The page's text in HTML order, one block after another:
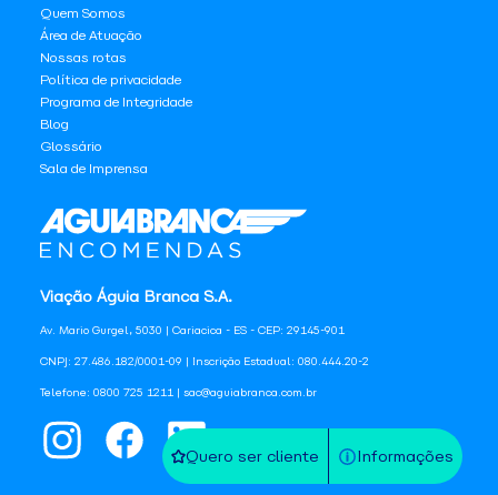
Quero ser cliente Informações
Viação Águia Branca S.A.
Av. Mario Gurgel, 5030 | Cariacica - ES - CEP: 29145-901
CNPJ: 27.486.182/0001-09 | Inscrição Estadual: 080.444.20-2
Telefone: 0800 725 1211 | sac@aguiabranca.com.br
Quem Somos
Área de Atuação
Nossas rotas
Política de privacidade
Programa de Integridade
Blog
Glossário
Sala de Imprensa